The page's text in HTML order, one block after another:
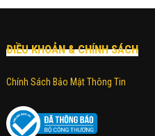
ĐIỀU KHOẢN & CHÍNH SÁCH
Chính Sách Bảo Mật Thông Tin